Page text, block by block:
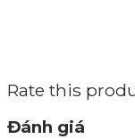
Rate this
Đánh giá